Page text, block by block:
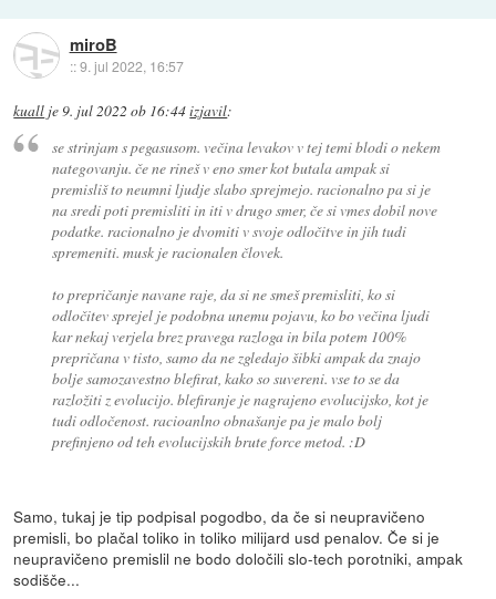
miroB
::9. jul 2022, 16:57
kuall je9. jul 2022 ob 16:44izjavil:
se strinjam s pegasusom. večina levakov v tej temi blodi o nekem
nategovanju. če ne rineš v eno smer kot butala ampak si
premisliš to neumni ljudje slabo sprejmejo. racionalno pa si je
na sredi poti premisliti in iti v drugo smer, če si vmes dobil nove
podatke. racionalno je dvomiti v svoje odločitve in jih tudi
spremeniti. musk je racionalen človek.
to prepričanje navane raje, da si ne smeš premisliti, ko si
odločitev sprejel je podobna unemu pojavu, ko bo večina ljudi
kar nekaj verjela brez pravega razloga in bila potem 100%
prepričana v tisto, samo da ne zgledajo šibki ampak da znajo
bolje samozavestno blefirat, kako so suvereni. vse to se da
razložiti z evolucijo. blefiranje je nagrajeno evolucijsko, kot je
tudi odločenost. racioanlno obnašanje pa je malo bolj
prefinjeno od teh evolucijskih brute force metod. :D
Samo, tukaj je tip podpisal pogodbo, da če si neupravičeno
premisli, bo plačal toliko in toliko milijard usd penalov. Če si je
neupravičeno premislil ne bodo določili slo-tech porotniki, ampak
sodišče...